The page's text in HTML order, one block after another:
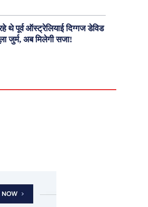
थे पूर्व ऑस्ट्रेलियाई दिग्गज डेविड
जुर्म, अब मिलेगी सजा!